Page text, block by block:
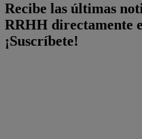
Recibe las últimas
RRHH directamente
¡Suscríbete!